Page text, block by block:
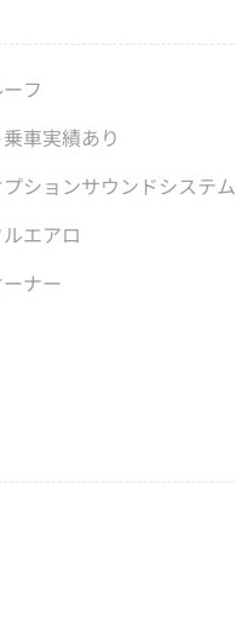
フ
車実績あり
ションサウンドシステム
エアロ
ナー